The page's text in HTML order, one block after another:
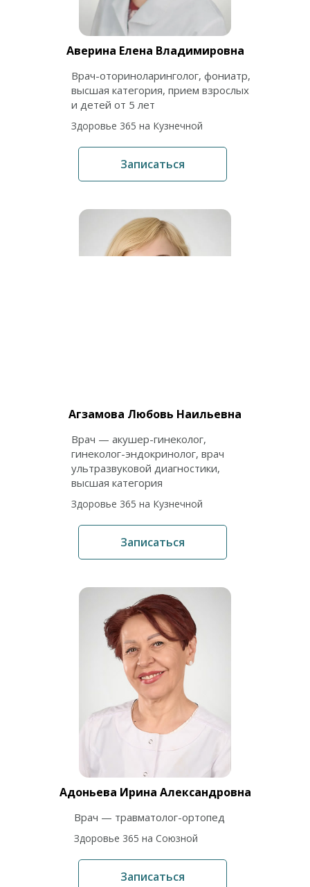
Аверина Елена Владимировна
Врач-оториноларинголог, фониатр,
высшая категория, прием взрослых
и детей от 5 лет
Здоровье 365 на Кузнечной
Записаться
Агзамова Любовь Наильевна
Врач — акушер-гинеколог,
гинеколог-эндокринолог, врач
ультразвуковой диагностики,
высшая категория
Здоровье 365 на Кузнечной
Записаться
Адоньева Ирина Александровна
Врач — травматолог-ортопед
Здоровье 365 на Союзной
Записаться